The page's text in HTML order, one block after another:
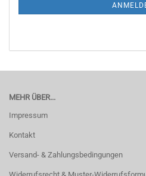
MEHR ÜBER...
Impressum
Kontakt
Versand- & Zahlungsbedingungen